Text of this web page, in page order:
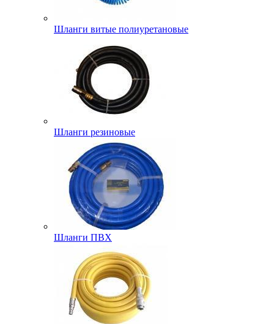
Шланги витые полиуретановые
Шланги резиновые
Шланги ПВХ